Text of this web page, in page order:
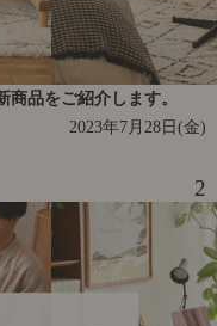
商品をご紹介します。
2023年7月28日(金)
2